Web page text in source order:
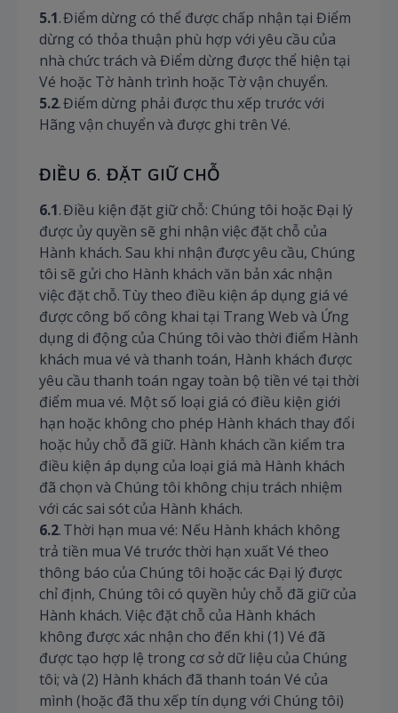
5.1. Điểm dừng có thể được chấp nhận tại Điểm
dừng có thỏa thuận phù hợp với yêu cầu của
nhà chức trách và Điểm dừng được thể hiện tại
Vé hoặc Tờ hành trình hoặc Tờ vận chuyển.
5.2. Điểm dừng phải được thu xếp trước với
Hãng vận chuyển và được ghi trên Vé.
ĐIỀU 6. ĐẶT GIỮ CHỖ
6.1. Điều kiện đặt giữ chỗ: Chúng tôi hoặc Đại lý
được ủy quyền sẽ ghi nhận việc đặt chỗ của
Hành khách. Sau khi nhận được yêu cầu, Chúng
tôi sẽ gửi cho Hành khách văn bản xác nhận
việc đặt chỗ. Tùy theo điều kiện áp dụng giá vé
được công bố công khai tại Trang Web và Ứng
dụng di động của Chúng tôi vào thời điểm Hành
khách mua vé và thanh toán, Hành khách được
yêu cầu thanh toán ngay toàn bộ tiền vé tại thời
điểm mua vé. Một số loại giá có điều kiện giới
hạn hoặc không cho phép Hành khách thay đổi
hoặc hủy chỗ đã giữ. Hành khách cần kiểm tra
điều kiện áp dụng của loại giá mà Hành khách
đã chọn và Chúng tôi không chịu trách nhiệm
với các sai sót của Hành khách.
6.2. Thời hạn mua vé: Nếu Hành khách không
trả tiền mua Vé trước thời hạn xuất Vé theo
thông báo của Chúng tôi hoặc các Đại lý được
chỉ định, Chúng tôi có quyền hủy chỗ đã giữ của
Hành khách. Việc đặt chỗ của Hành khách
không được xác nhận cho đến khi (1) Vé đã
được tạo hợp lệ trong cơ sở dữ liệu của Chúng
tôi; và (2) Hành khách đã thanh toán Vé của
mình (hoặc đã thu xếp tín dụng với Chúng tôi)